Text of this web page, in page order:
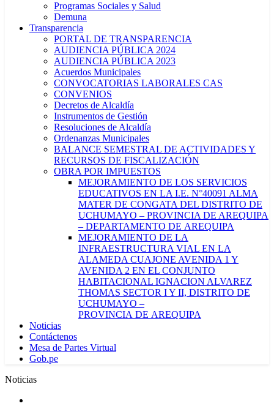
Programas Sociales y Salud
Demuna
Transparencia
PORTAL DE TRANSPARENCIA
AUDIENCIA PÚBLICA 2024
AUDIENCIA PÚBLICA 2023
Acuerdos Municipales
CONVOCATORIAS LABORALES CAS
CONVENIOS
Decretos de Alcaldía
Instrumentos de Gestión
Resoluciones de Alcaldía
Ordenanzas Municipales
BALANCE SEMESTRAL DE ACTIVIDADES Y
RECURSOS DE FISCALIZACIÓN
OBRA POR IMPUESTOS
MEJORAMIENTO DE LOS SERVICIOS
EDUCATIVOS EN LA I.E. N°40091 ALMA
MATER DE CONGATA DEL DISTRITO DE
UCHUMAYO – PROVINCIA DE AREQUIPA
– DEPARTAMENTO DE AREQUIPA
MEJORAMIENTO DE LA
INFRAESTRUCTURA VIAL EN LA
ALAMEDA CUAJONE AVENIDA 1 Y
AVENIDA 2 EN EL CONJUNTO
HABITACIONAL IGNACION ALVAREZ
THOMAS SECTOR I Y II, DISTRITO DE
UCHUMAYO –
PROVINCIA DE AREQUIPA
Noticias
Contáctenos
Mesa de Partes Virtual
Gob.pe
Noticias